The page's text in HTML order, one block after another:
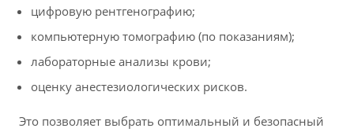
цифровую рентгенографию;
компьютерную томографию (по показаниям);
лабораторные анализы крови;
оценку анестезиологических рисков.
Это позволяет выбрать оптимальный и безопасный